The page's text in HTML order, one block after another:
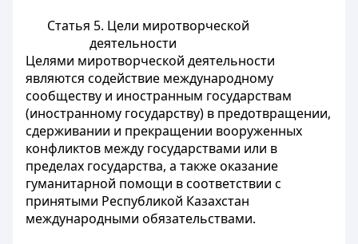
Статья 5. Цели миротворческой
деятельности
Целями миротворческой деятельности
являются содействие международному
сообществу и иностранным государствам
(иностранному государству) в предотвращении,
сдерживании и прекращении вооруженных
конфликтов между государствами или в
пределах государства, а также оказание
гуманитарной помощи в соответствии с
принятыми Республикой Казахстан
международными обязательствами.